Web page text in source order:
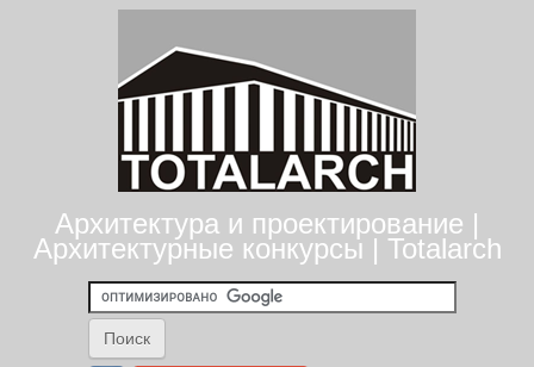
Архитектура и проектирование |
Архитектурные конкурсы | Totalarch